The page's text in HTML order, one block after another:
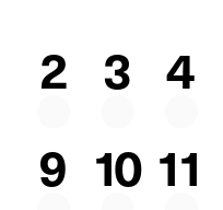
2 3 4
9 10 11